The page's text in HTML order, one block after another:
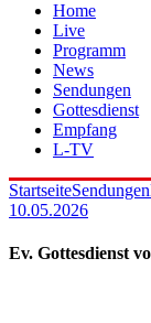
Home
Live
Programm
News
Sendungen
Gottesdienst
Empfang
L-TV
StartseiteSendungen
10.05.2026
Ev. Gottesdienst